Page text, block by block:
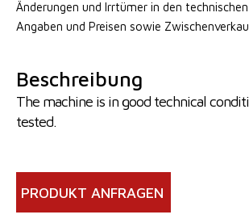
Änderungen und Irrtümer in den technischen
Angaben und Preisen sowie
Beschreibung
The machine is in good technical
tested.
PRODUKT ANFRAGEN